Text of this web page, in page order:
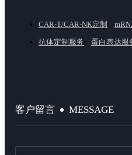
CAR-T/CAR-NK定制
抗体定制服务
蛋白表达服
客户留言 MESSAGE